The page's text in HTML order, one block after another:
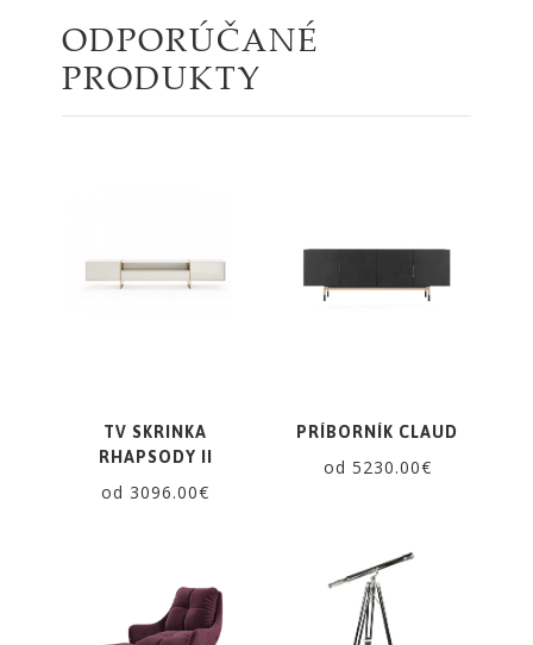
ODPORÚČANÉ
PRODUKTY
TV SKRINKA
RHAPSODY II
od 3096.00€
PRÍBORNÍK CLAUD
od 5230.00€